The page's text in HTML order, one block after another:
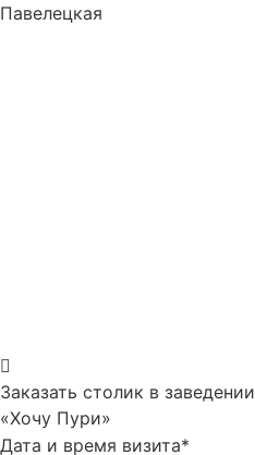
Павелецкая
Заказать столик в заведении
«Хочу Пури»
Дата и время визита*